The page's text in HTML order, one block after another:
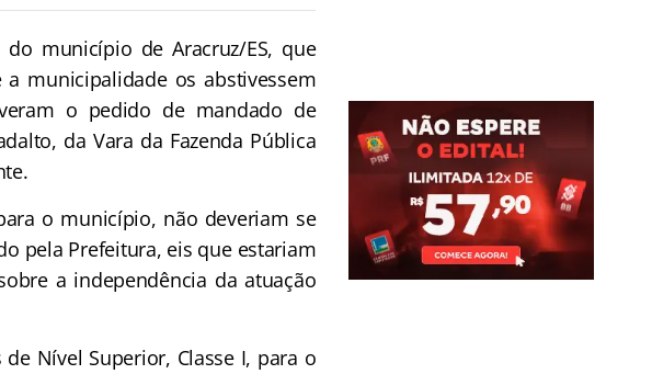
do município de Aracruz/ES, que
a municipalidade os abstivessem
o pedido de mandado de
da Vara da Fazenda Pública
o município, não deveriam se
pela Prefeitura, eis que estariam
a independência da atuação
Nível Superior, Classe I, para o